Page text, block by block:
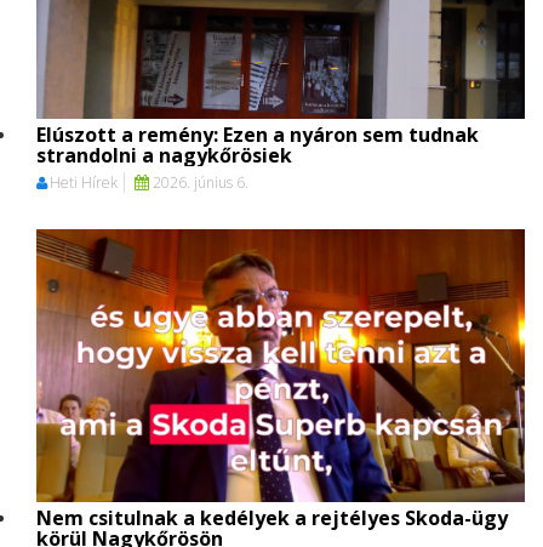
Elúszott a remény: Ezen a nyáron sem tudnak
strandolni a nagykőrösiek
Heti Hírek 2026. június 6.
Nem csitulnak a kedélyek a rejtélyes Skoda-ügy
körül Nagykőrösön